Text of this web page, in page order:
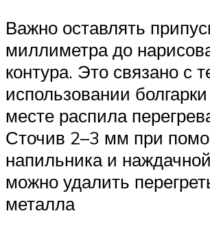
Важно оставлять
миллиметра до
контура. Это связано с
использовании
месте распила
Сточив 2–3 мм при
напильника и
можно удалить
металла